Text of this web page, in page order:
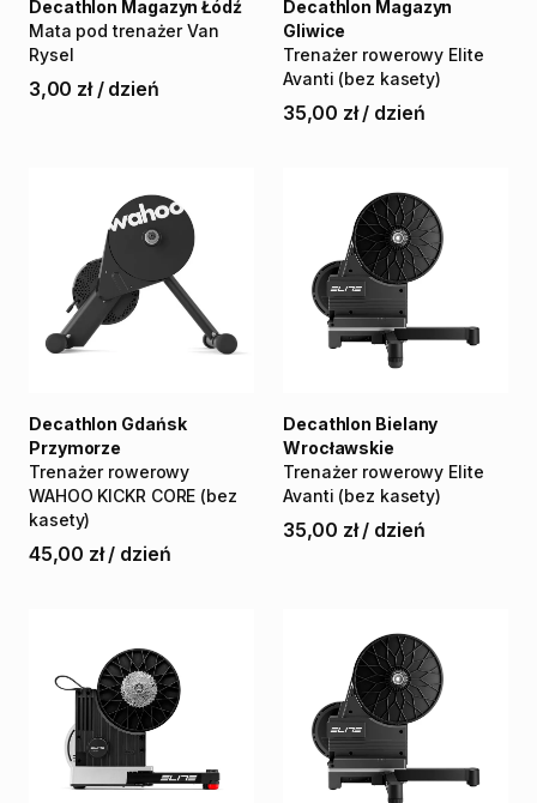
Mata pod trenażer Van
Rysel
Decathlon Magazyn Łódź
3,00 zł / dzień
Trenażer rowerowy Elite
Avanti (bez kasety)
Decathlon Magazyn
Gliwice
35,00 zł / dzień
Trenażer rowerowy
WAHOO KICKR CORE (bez
kasety)
Decathlon Gdańsk
Przymorze
45,00 zł / dzień
Trenażer rowerowy Elite
Avanti (bez kasety)
Decathlon Bielany
Wrocławskie
35,00 zł / dzień